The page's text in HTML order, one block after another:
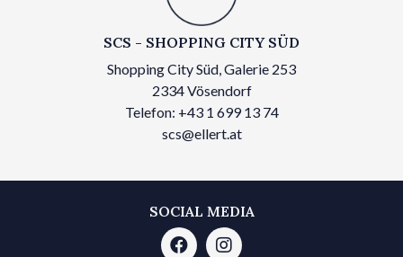
SCS - SHOPPING CITY SÜD
Shopping City Süd, Galerie 253
2334 Vösendorf
Telefon: +43 1 699 13 74
scs@ellert.at
SOCIAL MEDIA